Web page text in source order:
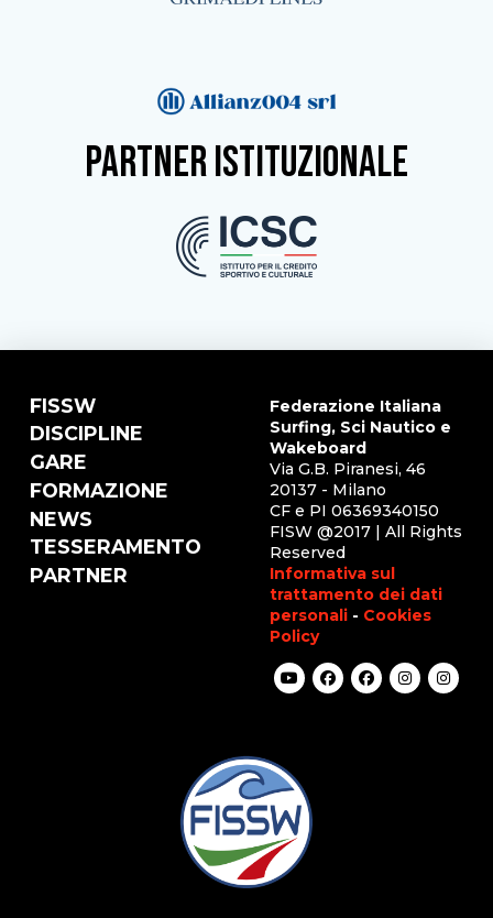
partner istituzionale
FISSW
DISCIPLINE
GARE
FORMAZIONE
NEWS
TESSERAMENTO
PARTNER
Federazione Italiana
Surfing, Sci Nautico e
Wakeboard
Via G.B. Piranesi, 46
20137 - Milano
CF e PI 06369340150
FISW @2017 | All Rights
Reserved
Informativa sul
trattamento dei dati
personali - Cookies
Policy